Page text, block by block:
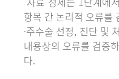
항목 간 논리적 오류를
·주수술 선정, 진단 및
내용상의 오류를 검증
다.